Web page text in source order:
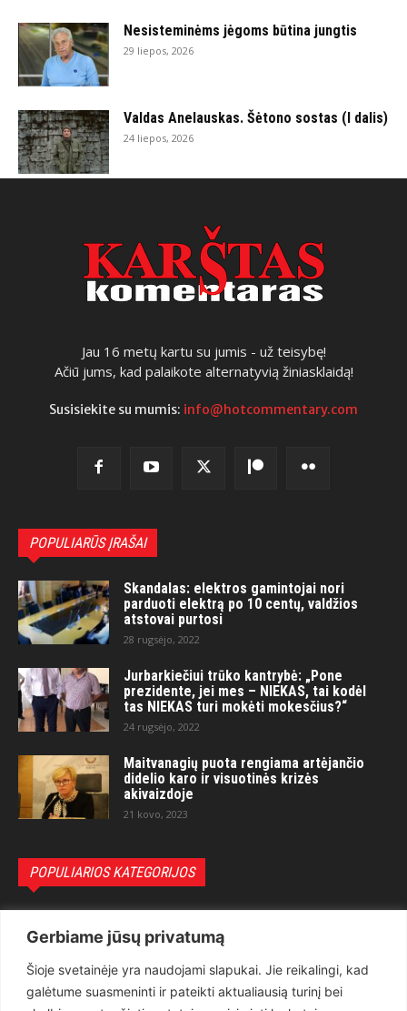
Gerbiame jūsų privatumą
Šioje svetainėje yra naudojami slapukai. Jie reikalingi, kad
galėtume suasmeninti ir pateikti aktualiausią turinį bei
Nesisteminėms jėgoms būtina jungtis
29 liepos, 2026
Valdas Anelauskas. Šėtono sostas (I dalis)
24 liepos, 2026
Jau 16 metų kartu su jumis - už teisybę!
Ačiū jums, kad palaikote alternatyvią žiniasklaidą!
Susisiekite su mumis: info@hotcommentary.com
POPULIARŪS ĮRAŠAI
Skandalas: elektros gamintojai nori
parduoti elektrą po 10 centų, valdžios
atstovai purtosi
28 rugsėjo, 2022
Jurbarkiečiui trūko kantrybė: „Pone
prezidente, jei mes – NIEKAS, tai kodėl
tas NIEKAS turi mokėti mokesčius?“
24 rugsėjo, 2022
Maitvanagių puota rengiama artėjančio
didelio karo ir visuotinės krizės
akivaizdoje
21 kovo, 2023
POPULIARIOS KATEGORIJOS
Teisėsauga
1497
Aktualu